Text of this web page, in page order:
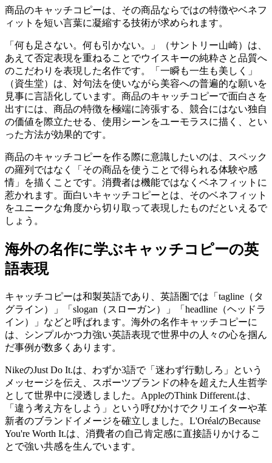
商品のキャッチコピーは、その商品ならではの特徴やベネフ
ィットを短い言葉に凝縮する技術が求められます。
「何も足さない。何も引かない。」（サントリー山崎）は、
あえて否定表現を重ねることでウイスキーの純粋さと品質へ
のこだわりを表現した名作です。「一瞬も一生も美しく」
（資生堂）は、対句法を使いながら美容への普遍的な願いを
見事に言語化しています。商品のキャッチコピーで面白さを
出すには、商品の特徴を極端に誇張する、競合にはない独自
の価値を際立たせる、使用シーンをユーモラスに描く、とい
った方法が効果的です。
商品のキャッチコピーを作る際に意識したいのは、スペック
の羅列ではなく「その商品を使うことで得られる体験や感
情」を描くことです。消費者は機能ではなくベネフィットに
惹かれます。面白いキャッチコピーとは、そのベネフィット
をユニークな角度から切り取って表現したものだといえるで
しょう。
海外の名作に学ぶキャッチコピーの英
語表現
キャッチコピーは和製英語であり、英語圏では「tagline（タ
グライン）」「slogan（スローガン）」「headline（ヘッドラ
イン）」などと呼ばれます。海外の名作キャッチコピーに
は、シンプルかつ力強い英語表現で世界中の人々の心を掴ん
だ事例が数多くあります。
NikeのJust Do It.は、わずか3語で「迷わず行動しろ」という
メッセージを伝え、スポーツブランドの枠を超えた人生哲学
として世界中に浸透しました。AppleのThink Different.は、
「違う考え方をしよう」という呼びかけでクリエイターや革
新者のブランドイメージを確立しました。L'OréalのBecause
You're Worth It.は、消費者の自己肯定感に直接語りかけるこ
とで強い共感を生んでいます。